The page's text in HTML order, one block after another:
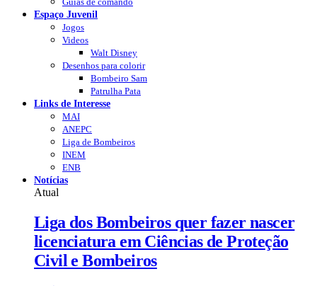
Espaço Juvenil
Jogos
Videos
Walt Disney
Desenhos para colorir
Bombeiro Sam
Patrulha Pata
Links de Interesse
MAI
ANEPC
Liga de Bombeiros
INEM
ENB
Notícias
Atual
Liga dos Bombeiros quer fazer nascer
licenciatura em Ciências de Proteção
Civil e Bombeiros